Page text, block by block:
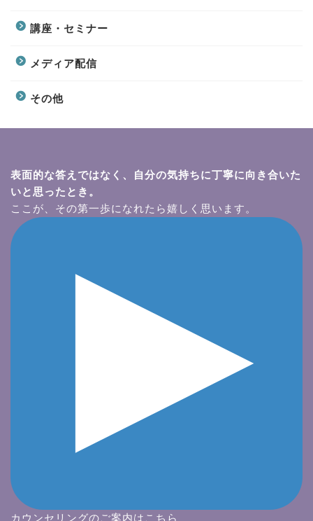
講座・セミナー
メディア配信
その他
表面的な答えではなく、自分の気持ちに丁寧に向き合いた
いと思ったとき。
ここが、その第一歩になれたら嬉しく思います。
カウンセリングのご案内はこちら